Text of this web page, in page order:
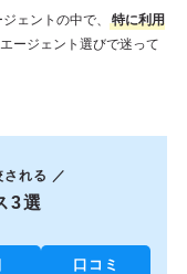
ェントの中で、
特に利用
ージェント選びで迷って
れる ／
3選
口コミ